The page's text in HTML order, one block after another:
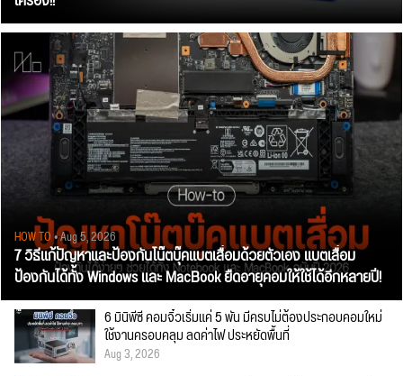
HOW TO• Aug 5, 2026
7 วิธีแก้ปัญหาและป้องกันโน๊ตบุ๊คแบตเสื่อมด้วยตัวเอง แบตเสื่อม
ป้องกันได้ทั้ง Windows และ MacBook ยืดอายุคอมให้ใช้ได้อีกหลายปี!
6 มินิพีซี คอมจิ๋วเริ่มแค่ 5 พัน มีครบไม่ต้องประกอบคอมใหม่
ใช้งานครอบคลุม ลดค่าไฟ ประหยัดพื้นที่
Aug 3, 2026